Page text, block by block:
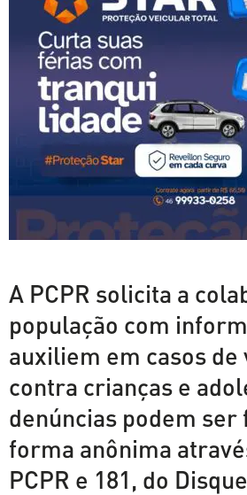
A PCPR solicita a
população com
auxiliem em casos de
contra crianças e
denúncias podem ser
forma anônima
PCPR e 181, do